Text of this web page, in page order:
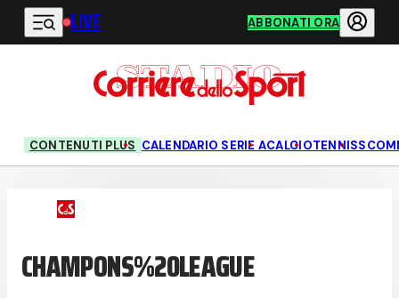
Vai al contenuto principale
LIVE ABBONATI ORA
CONTENUTI PLUS CALENDARIO SERIE ACALCIOTENNIS
CHAMPONS%20LEAGUE